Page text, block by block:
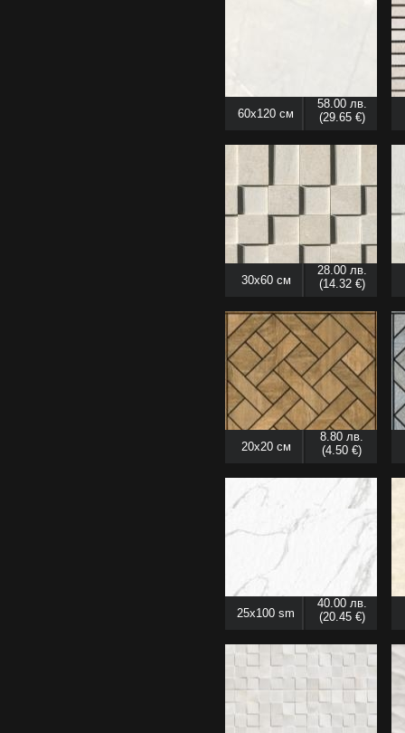
60x120 см
58.00 лв.
(29.65 €)
30x60 см
28.00 лв.
(14.32 €)
20x20 см
8.80 лв.
(4.50 €)
25x100 sm
40.00 лв.
(20.45 €)